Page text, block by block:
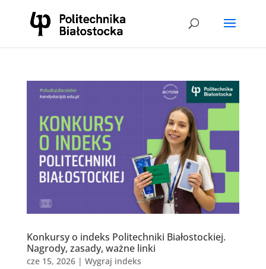
Konkursy o indeks Politechniki Białostockiej.
Nagrody, zasady, ważne linki
cze 15, 2026| Wygraj indeks